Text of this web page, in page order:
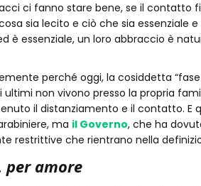
ci fanno stare bene, se il contatto
sia lecito e ciò che sia essenziale
è essenziale, un loro abbraccio è
perché oggi, la cosiddetta
ultimi non vivono presso la propria
il distanziamento e il contatto. E
ma il Governo, che ha
restrittive che rientrano nella
amore